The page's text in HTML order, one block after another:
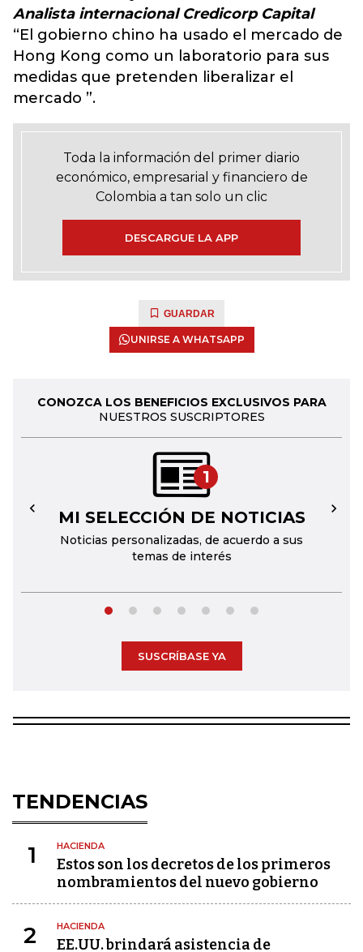
Analista internacional Credicorp Capital
“El gobierno chino ha usado el mercado de
Hong Kong como un laboratorio para sus
medidas que pretenden liberalizar el
mercado ”.
Toda la información del primer diario
económico, empresarial y financiero de
Colombia a tan solo un clic
DESCARGUE LA APP
GUARDAR
UNIRSE A WHATSAPP
CONOZCA LOS BENEFICIOS EXCLUSIVOS PARA
NUESTROS SUSCRIPTORES
1
MI SELECCIÓN DE NOTICIAS
Noticias personalizadas, de acuerdo a sus
temas de interés
← →
SUSCRÍBASE YA
TENDENCIAS
1 HACIENDA
Estos son los decretos de los primeros
nombramientos del nuevo gobierno
2 HACIENDA
EE.UU. brindará asistencia de